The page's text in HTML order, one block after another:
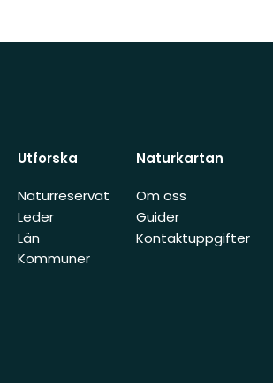
Utforska
Naturreservat
Leder
Län
Kommuner
Naturkartan
Om oss
Guider
Kontaktuppgifter